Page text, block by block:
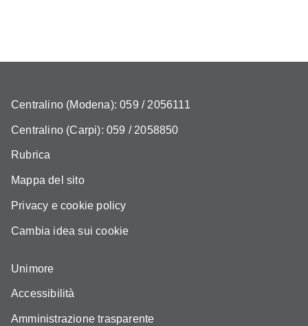
Centralino (Modena): 059 / 2056111
Centralino (Carpi): 059 / 2058850
Rubrica
Mappa del sito
Privacy e cookie policy
Cambia idea sui cookie
Unimore
Accessibilità
Amministrazione trasparente